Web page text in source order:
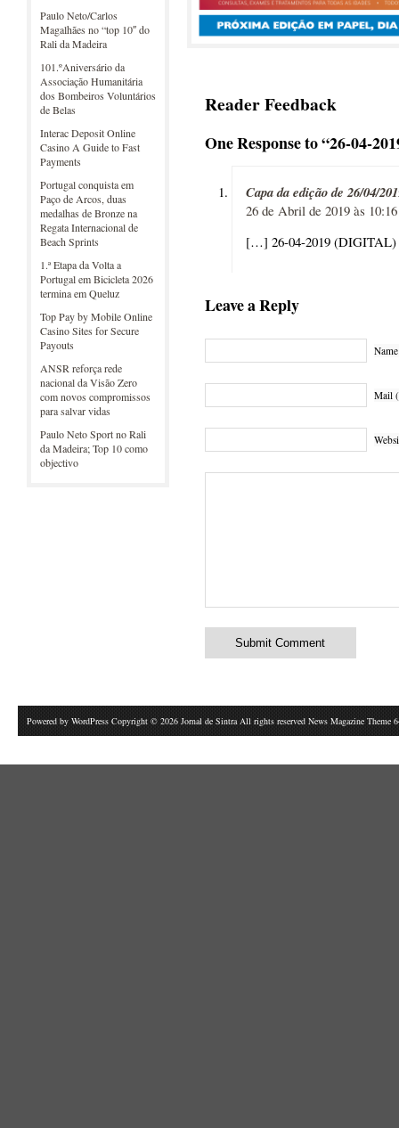
Paulo Neto/Carlos
Magalhães no “top 10″ do
Rali da Madeira
101.ºAniversário da
Associação Humanitária
dos Bombeiros Voluntários
de Belas
Interac Deposit Online
Casino A Guide to Fast
Payments
Portugal conquista em
Paço de Arcos, duas
medalhas de Bronze na
Regata Internacional de
Beach Sprints
1.ª Etapa da Volta a
Portugal em Bicicleta 2026
termina em Queluz
Top Pay by Mobile Online
Casino Sites for Secure
Payouts
ANSR reforça rede
nacional da Visão Zero
com novos compromissos
para salvar vidas
Paulo Neto Sport no Rali
da Madeira; Top 10 como
objectivo
Reader Feedback
One Response to “26-04-
Capa da edição de 26/04/
26 de Abril de 2019 às 10:16
[…] 26-04-2019
Leave a Reply
Mail
Powered by WordPress Copyright © 2026 Jornal de Sintra All rights reserved News Magazine Theme